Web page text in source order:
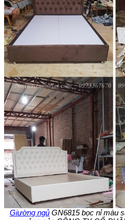
Giường ngủ GN6815 bọc nỉ màu